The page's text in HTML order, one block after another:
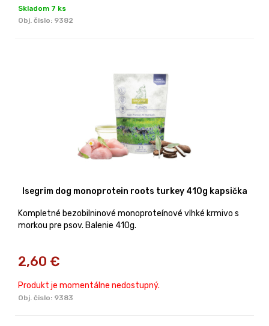
Skladom 7 ks
Obj. čislo: 9382
Isegrim dog monoprotein roots turkey 410g kapsička
Kompletné bezobilninové monoproteínové vlhké krmivo s
morkou pre psov. Balenie 410g.
2,60 €
Produkt je momentálne nedostupný.
Obj. čislo: 9383